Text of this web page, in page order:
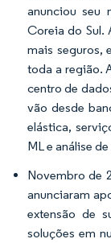
anunciou seu
Coreia do Sul.
mais seguros,
toda a região.
centro de
vão desde
elástica,
ML e análise
Novembro de
anunciaram
extensão de
soluções em